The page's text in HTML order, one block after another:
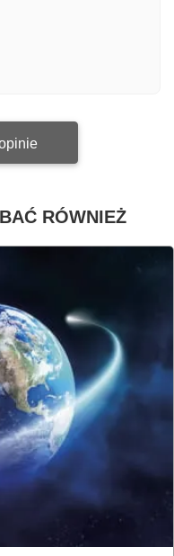
RÓWNIEŻ